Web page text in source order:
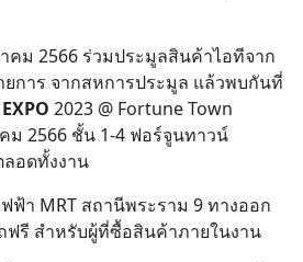
คม 2566 ร่วมประมูลสินค้าไอทีจาก
ยการ จากสหการประมูล แล้วพบกันที่
2023 @ Fortune Town
ม 2566 ชั้น 1-4 ฟอร์จูนทาวน์
อดทั้งงาน
ฟ้า MRT สถานีพระราม 9 ทางออก
ฟรี สำหรับผู้ที่ซื้อสินค้าภายในงาน